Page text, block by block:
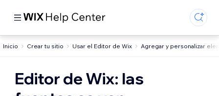
Inicio Crear tu sitio Usar el Editor de Wix Agregar y personalizar
Editor de Wix: las